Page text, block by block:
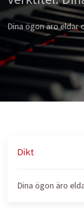
Dina ögon äro eldar
Dikt
Dina ögon äro